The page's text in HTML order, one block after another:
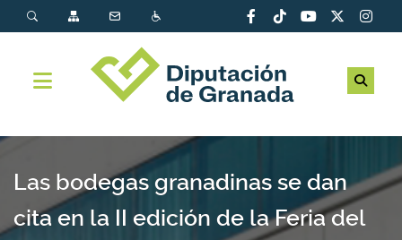
Las bodegas granadinas se dan
cita en la II edición de la Feria del